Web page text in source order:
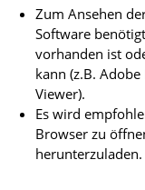
Zum Ansehen
Software
vorhanden ist
kann (z.B. Adobe
Viewer).
Es wird
Browser zu
herunterzuladen.